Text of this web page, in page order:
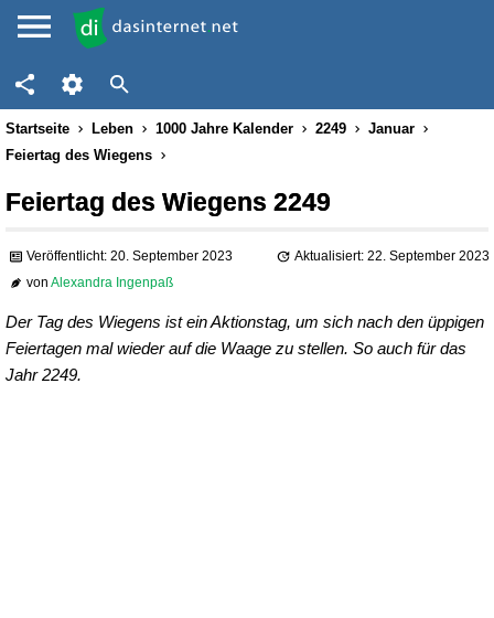
Startseite Leben 1000 Jahre Kalender 2249
Januar
Feiertag des Wiegens
Feiertag des Wiegens 2249
Veröffentlicht: 20. September 2023
Aktualisiert: 22. September 2023
vonAlexandra Ingenpaß
Der Tag des Wiegens ist ein Aktionstag, um sich nach den üppigen
Feiertagen mal wieder auf die Waage zu stellen. So auch für das
Jahr 2249.